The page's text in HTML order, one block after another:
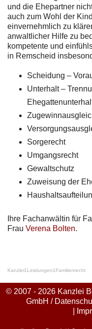
und die Ehepartner
auch zum Wohl der
einvernehmlich zu
anwaltlicher Hilfe zu
kompetente und
in Remscheid
Scheidung –
Unterhalt –
Sorgerecht
Umgangsrecht
Gewaltschutz
Zuweisung der
Ihre Fachanwältin für
Frau Verena Bolten.
Kanzlei1 Leistungen1 Familienrecht
© 2007 - 2026 Kanzlei
GmbH /